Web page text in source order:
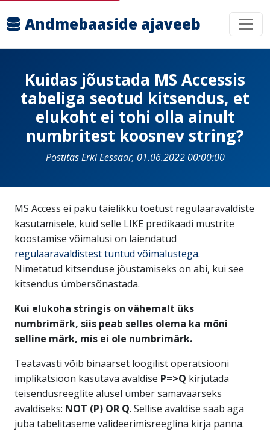
Andmebaaside ajaveeb
Kuidas jõustada MS Accessis
tabeliga seotud kitsendus, et
elukoht ei tohi olla ainult
numbritest koosnev string?
Postitas Erki Eessaar, 01.06.2022 00:00:00
MS Access ei paku täielikku toetust regulaaravaldiste
kasutamisele, kuid selle LIKE predikaadi mustrite
koostamise võimalusi on laiendatud
regulaaravaldistest tuntud võimalustega.
Nimetatud kitsenduse jõustamiseks on abi, kui see
kitsendus ümbersõnastada.
Kui elukoha stringis on vähemalt üks
numbrimärk, siis peab selles olema ka mõni
selline märk, mis ei ole numbrimärk.
Teatavasti võib binaarset loogilist operatsiooni
implikatsioon kasutava avaldise P=>Q kirjutada
teisendusreeglite alusel ümber samaväärseks
avaldiseks: NOT (P) OR Q. Sellise avaldise saab aga
juba tabelitaseme valideerimisreeglina kirja panna.